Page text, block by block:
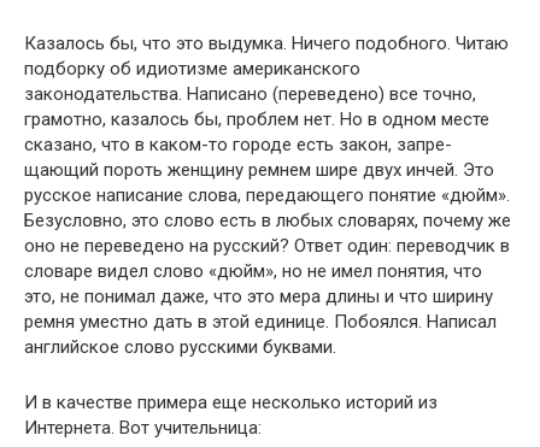
Казалось бы, что это выдумка. Ничего подобного. Читаю
под­борку об идиотизме американского
законодательства. Написано (переведено) все точно,
грамотно, казалось бы, проблем нет. Но в одном месте
сказано, что в каком-то городе есть закон, запре­
щающий пороть женщину ремнем шире двух инчей. Это
русское написание слова, передающего понятие «дюйм».
Безусловно, это слово есть в любых словарях, почему же
оно не переведено на русский? Ответ один: переводчик в
словаре видел слово «дюйм», но не имел понятия, что
это, не понимал даже, что это мера длины и что ширину
ремня уместно дать в этой единице. Побоялся. Написал
английское слово русскими буквами.
И в качестве примера еще несколько историй из
Интернета. Вот учительница: